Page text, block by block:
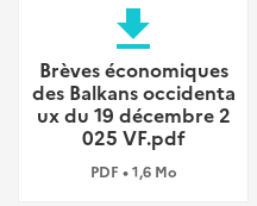
file_download
Brèves économiques
des Balkans occidenta
ux du 19 décembre 2
025 VF.pdf
PDF • 1,6 Mo